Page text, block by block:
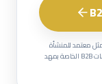
معتمد للمنشأة
التجارية المذكورة وطلبكم يخضع لاتفاقية السرية وحماية بيانات B2B الخاصة بمهد